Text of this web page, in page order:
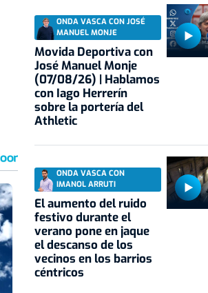
ONDA VASCA CON JOSÉ
MANUEL MONJE
Movida Deportiva con
José Manuel Monje
(07/08/26) | Hablamos
con Iago Herrerín
sobre la portería del
Athletic
ONDA VASCA CON
IMANOL ARRUTI
El aumento del ruido
festivo durante el
verano pone en jaque
el descanso de los
vecinos en los barrios
céntricos